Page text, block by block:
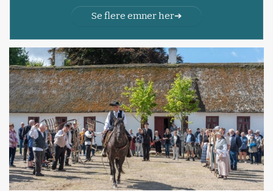
Se flere emner her